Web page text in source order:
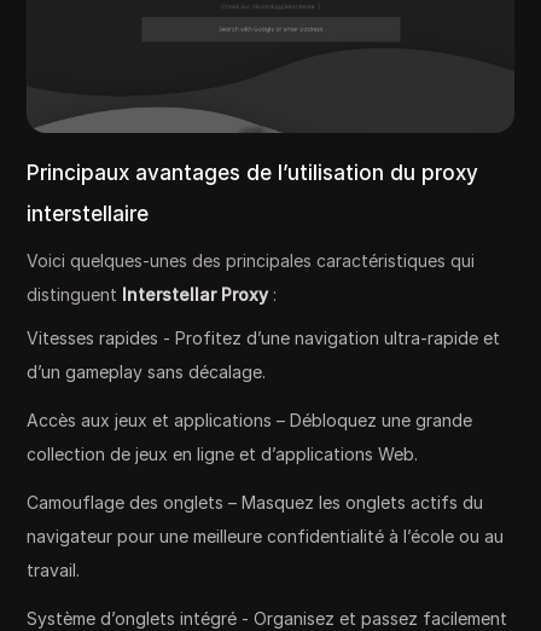
Principaux avantages de l’utilisation du proxy
interstellaire
Voici quelques-unes des principales caractéristiques qui
distinguent Interstellar Proxy:
Vitesses rapides - Profitez d’une navigation ultra-rapide et
d’un gameplay sans décalage.
Accès aux jeux et applications – Débloquez une grande
collection de jeux en ligne et d’applications Web.
Camouflage des onglets – Masquez les onglets actifs du
navigateur pour une meilleure confidentialité à l’école ou au
travail.
Système d’onglets intégré - Organisez et passez facilement